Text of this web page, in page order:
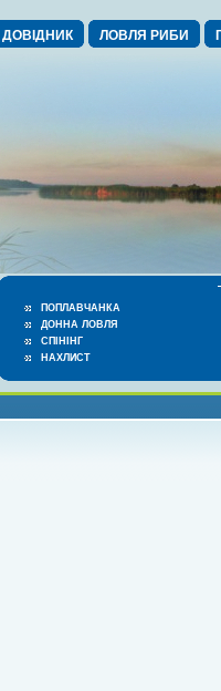
ДОВІДНИК ЛОВЛЯ РИБИ
ПОПЛАВЧАНКА
ДОННА ЛОВЛЯ
СПІНІНГ
НАХЛИСТ